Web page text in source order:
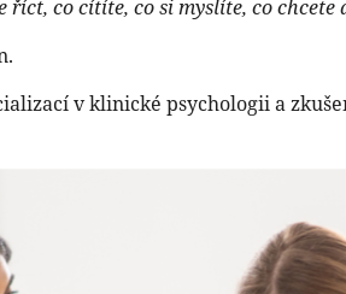
co cítíte, co si myslíte, co chcete
v klinické psychologii a